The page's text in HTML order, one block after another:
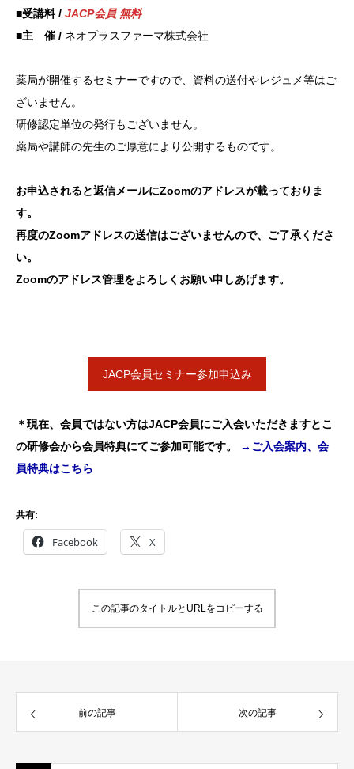
■受講料 / JACP会員 無料
■主 催 / ネオプラスファーマ株式会社
薬局が開催するセミナーですので、資料の送付やレジュメ等はご
ざいません。
研修認定単位の発行もございません。
薬局や講師の先生のご厚意により公開するものです。
お申込されると返信メールにZoomのアドレスが載っておりま
す。
再度のZoomアドレスの送信はございませんので、ご了承くださ
い。
Zoomのアドレス管理をよろしくお願い申しあげます。
JACP会員セミナー参加申込み
＊現在、会員ではない方はJACP会員にご入会いただきますとこ
の研修会から会員特典にてご参加可能です。
→ご入会案内、会
員特典はこちら
共有:
Facebook X
この記事のタイトルとURLをコピーする
前の記事 次の記事